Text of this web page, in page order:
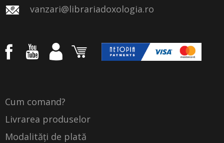
vanzari@librariadoxologia.ro
Cum comand?
Livrarea produselor
Modalități de plată